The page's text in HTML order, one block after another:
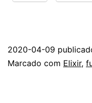
2020-04-09
Categorizado
Marcado com Elixir,